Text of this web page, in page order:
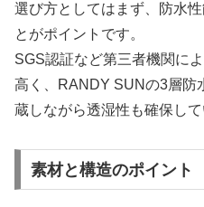
選び方としてはまず、防水
とがポイントです。
SGS認証など第三者機関に
高く、RANDY SUNの3層防
蔵しながら透湿性も確保し
素材と構造のポイント